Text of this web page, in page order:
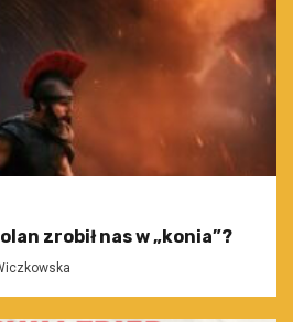
zrobił nas w „konia”?